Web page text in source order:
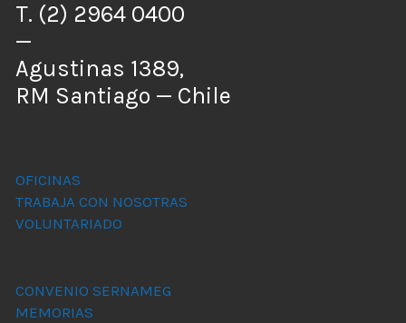
T. (2) 2964 0400
—
Agustinas 1389,
RM Santiago — Chile
OFICINAS
TRABAJA CON NOSOTRAS
VOLUNTARIADO
CONVENIO SERNAMEG
MEMORIAS